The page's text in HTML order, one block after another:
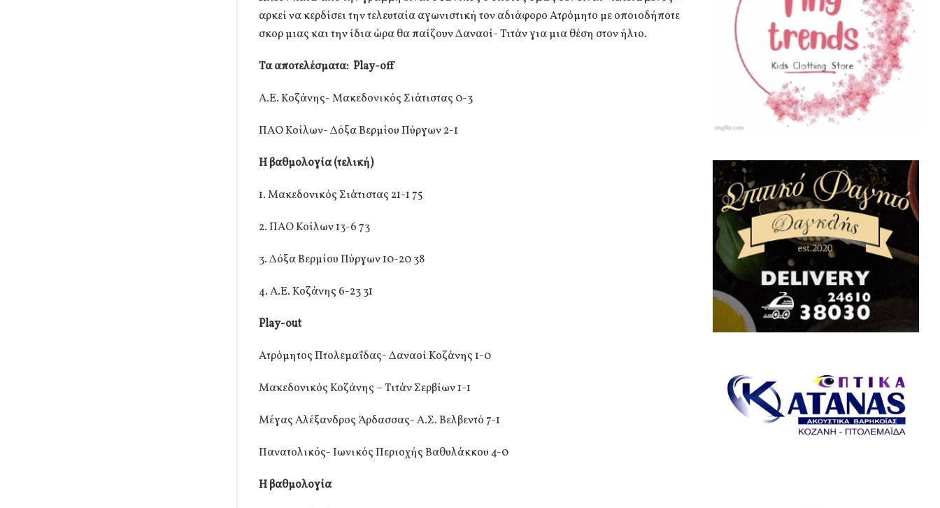
αρκεί να κερδίσει την τελευταία αγωνιστική τον αδιάφορο Ατρόμητο με οποιοδήποτε
σκορ μιας και την ίδια ώρα θα παίζουν Δαναοί- Τιτάν για μια θέση στον ήλιο.
Τα αποτελέσματα: Play-off
Α.Ε. Κοζάνης- Μακεδονικός Σιάτιστας 0-3
ΠΑΟ Κοίλων- Δόξα Βερμίου Πύργων 2-1
Η βαθμολογία (τελική)
1. Μακεδονικός Σιάτιστας 21-1 75
2. ΠΑΟ Κοίλων 13-6 73
3. Δόξα Βερμίου Πύργων 10-20 38
4. Α.Ε. Κοζάνης 6-23 31
Play-out
Ατρόμητος Πτολεμαΐδας- Δαναοί Κοζάνης 1-0
Μακεδονικός Κοζάνης – Τιτάν Σερβίων 1-1
Μέγας Αλέξανδρος Άρδασσας- Α.Σ. Βελβεντό 7-1
Πανατολικός- Ιωνικός Περιοχής Βαθυλάκκου 4-0
Η βαθμολογία